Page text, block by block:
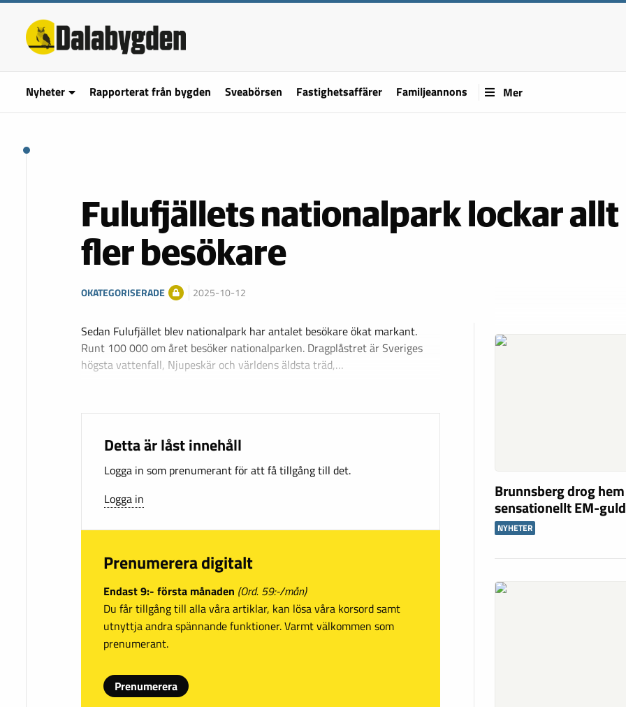
Nyheter Rapporterat från bygden Sveabörsen Fastighetsaffärer Familjeannons Mer
Fulufjällets nationalpark lockar allt
fler besökare
OKATEGORISERADE 2025-10-12
Sedan Fulufjället blev nationalpark har antalet besökare ökat markant.
Runt 100 000 om året besöker nationalparken. Dragplåstret är Sveriges
högsta vattenfall, Njupeskär och världens äldsta träd,…
Detta är låst innehåll
Logga in som prenumerant för att få tillgång till det.
Logga in
Prenumerera digitalt
Endast 9:- första månaden (Ord. 59:-/mån)
Du får tillgång till alla våra artiklar, kan lösa våra korsord samt
utnyttja andra spännande funktioner. Varmt välkommen som
prenumerant.
Prenumerera
Brunnsberg drog hem
sensationellt EM-guld
NYHETER